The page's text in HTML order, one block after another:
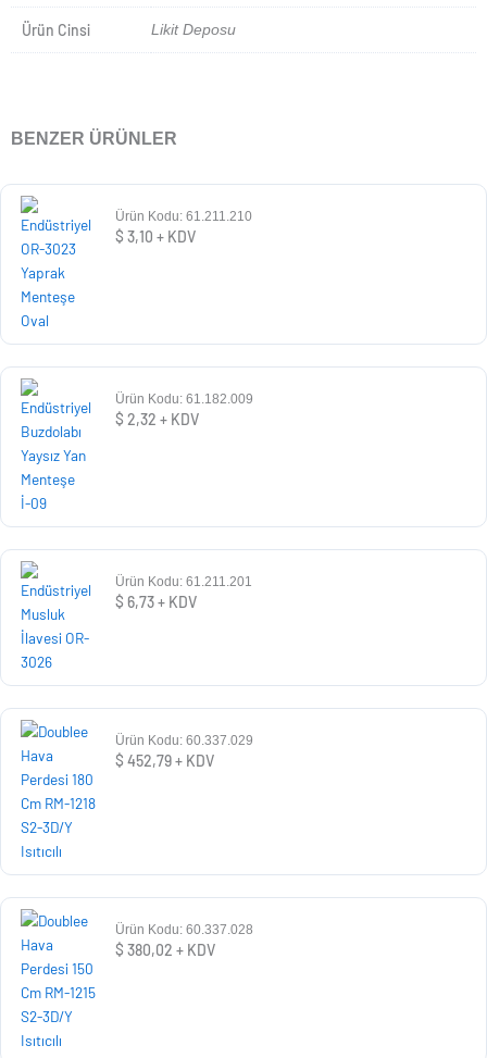
Ürün Cinsi Likit Deposu
BENZER ÜRÜNLER
Ürün Kodu: 61.211.210
$ 3,10 + KDV
Ürün Kodu: 61.182.009
$ 2,32 + KDV
Ürün Kodu: 61.211.201
$ 6,73+ KDV
Ürün Kodu: 60.337.029
$ 452,79+ KDV
Ürün Kodu: 60.337.028
$ 380,02 + KDV